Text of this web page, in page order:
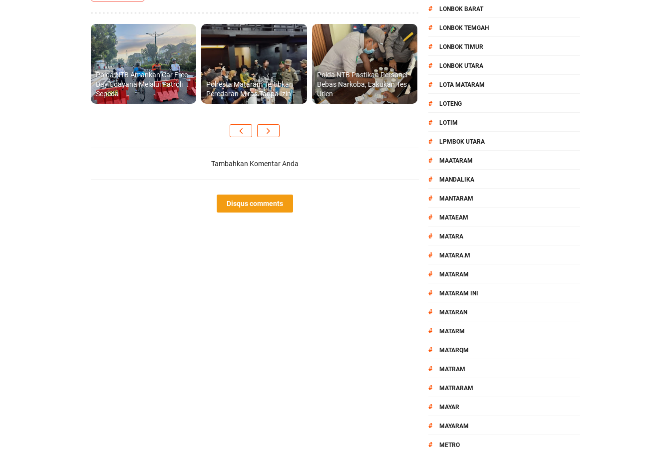
Polda NTB Amankan Car Free
Day Udayana Melalui Patroli
Sepeda
Polresta Mataram Tertibkan
Peredaran Miras Tanpa Izin
Polda NTB Pastikan Personel
Bebas Narkoba, Lakukan Tes
Urien
Tambahkan Komentar Anda
Disqus comments
# LONBOK BARAT
# LONBOK TEMGAH
# LONBOK TIMUR
# LONBOK UTARA
# LOTA MATARAM
# LOTENG
# LOTIM
# LPMBOK UTARA
# MAATARAM
# MANDALIKA
# MANTARAM
# MATAEAM
# MATARA
# MATARA.M
# MATARAM
# MATARAM INI
# MATARAN
# MATARM
# MATARQM
# MATRAM
# MATRARAM
# MAYAR
# MAYARAM
# METRO